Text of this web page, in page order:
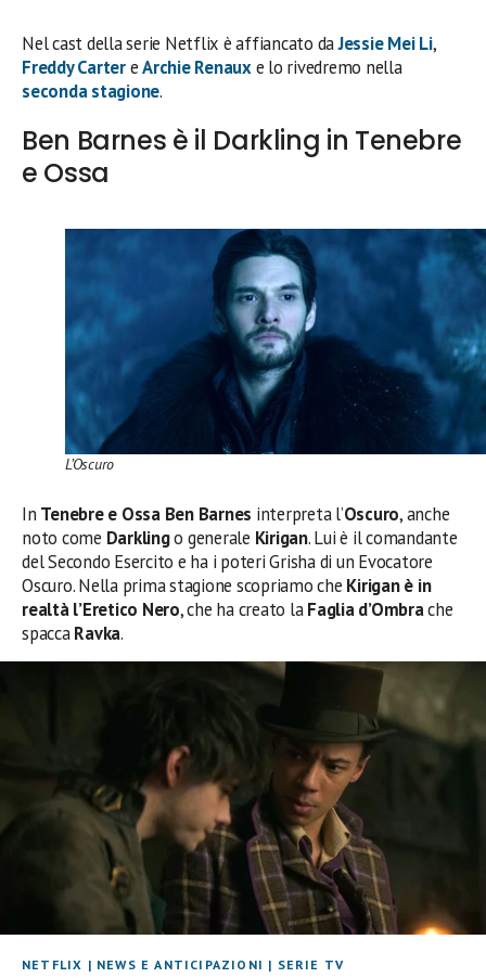
Nel cast della serie Netflix è affiancato daJessie Mei Li,
Freddy CartereArchie Renauxe lo rivedremo nella
seconda stagione.
Ben Barnes è il Darkling in Tenebre
e Ossa
L’Oscuro
In Tenebre e Ossa Ben Barnes interpreta l’Oscuro, anche
noto come Darklingo generale Kirigan. Lui è il comandante
del Secondo Esercito e ha i poteri Grisha di un Evocatore
Oscuro. Nella prima stagione scopriamo che Kirigan è in
realtà l’Eretico Nero, che ha creato laFaglia d’Ombrache
spaccaRavka.
NETFLIX | NEWS E ANTICIPAZIONI | SERIE TV